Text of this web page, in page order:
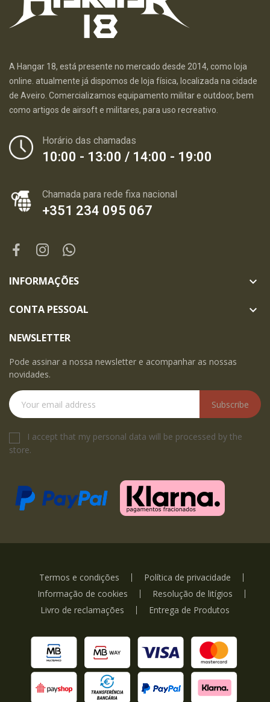
A Hangar 18, está presente no mercado desde 2014, como loja
online. atualmente já dispomos de loja física, localizada na cidade
de Aveiro. Comercializamos equipamento militar e outdoor, bem
como artigos de airsoft e militares, para uso recreativo.
Horário das chamadas
10:00 - 13:00 / 14:00 - 19:00
Chamada para rede fixa nacional
+351 234 095 067
INFORMAÇÕES 
CONTA PESSOAL 
NEWSLETTER
Pode assinar a nossa newsletter e acompanhar as nossas
novidades.
Subscribe
I accept that my personal data will be processed by the
store.
Termos e condições
Política de privacidade
Informação de cookies
Resolução de litígios
Livro de reclamações
Entrega de Produtos